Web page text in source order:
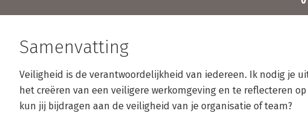
Samenvatting
Veiligheid is de verantwoordelijkheid van iedereen. Ik nodig je
het creëren van een veiligere werkomgeving en te reflecteren
kun jij bijdragen aan de veiligheid van je organisatie of team?